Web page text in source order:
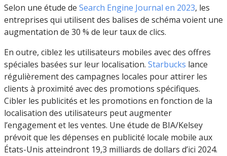
Selon une étude de Search Engine Journal en 2023, les
entreprises qui utilisent des balises de schéma voient une
augmentation de 30 % de leur taux de clics.
En outre, ciblez les utilisateurs mobiles avec des offres
spéciales basées sur leur localisation. Starbucks lance
régulièrement des campagnes locales pour attirer les
clients à proximité avec des promotions spécifiques.
Cibler les publicités et les promotions en fonction de la
localisation des utilisateurs peut augmenter
l’engagement et les ventes. Une étude de BIA/Kelsey
prévoit que les dépenses en publicité locale mobile aux
États-Unis atteindront 19,3 milliards de dollars d’ici 2024.